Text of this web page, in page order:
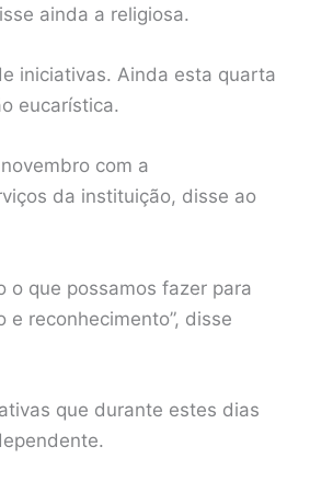
ainda a religiosa.
iniciativas. Ainda esta quarta
eucarística.
com a
da instituição, disse ao
o que possamos fazer para
reconhecimento”, disse
que durante estes dias